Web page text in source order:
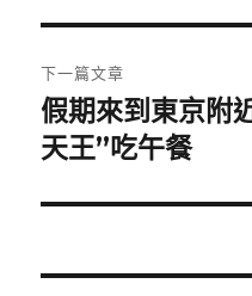
覽
文
章:
下一篇文章
下
一
文
假期來到東京附
天王”吃午餐